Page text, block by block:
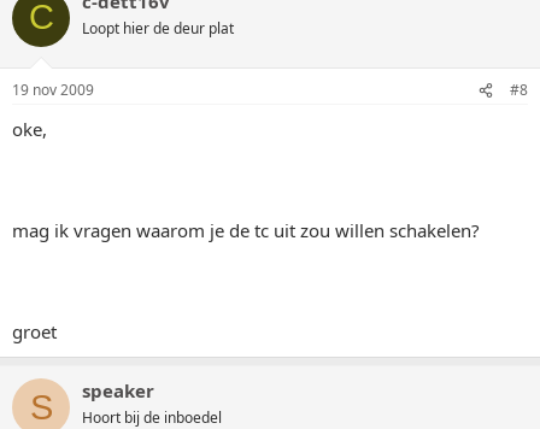
C Loopt hier de deur plat
19 nov 2009 #8
oke,
mag ik vragen waarom je de tc uit zou willen schakelen?
groet
S speaker
Hoort bij de inboedel